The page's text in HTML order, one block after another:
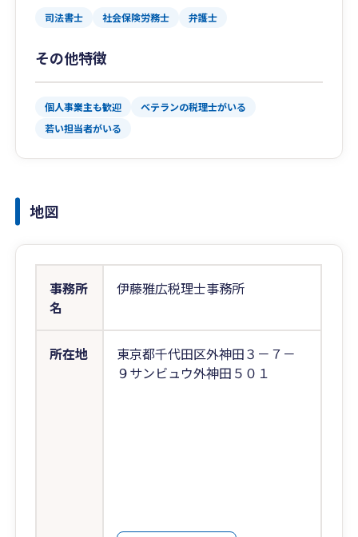
司法書士 社会保険労務士 弁護士
その他特徴
個人事業主も歓迎
ベテランの税理士がいる
若い担当者がいる
地図
事務所
名
伊藤雅広税理士事務所
所在地
東京都千代田区外神田３－７－
９サンビュウ外神田５０１